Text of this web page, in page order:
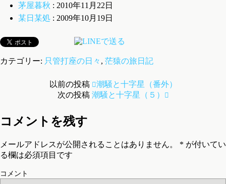
茅屋暮秋 : 2010年11月22日
某日某処: 2009年10月19日
カテゴリー: 只管打座の日々 , 茫猿の旅日記
以前の投稿
潮騒と十字星（番外）
次の投稿 潮騒と十字星（５）
コメントを残す
メールアドレスが公開されることはありません。 * が付いてい
る欄は必須項目です
コメント